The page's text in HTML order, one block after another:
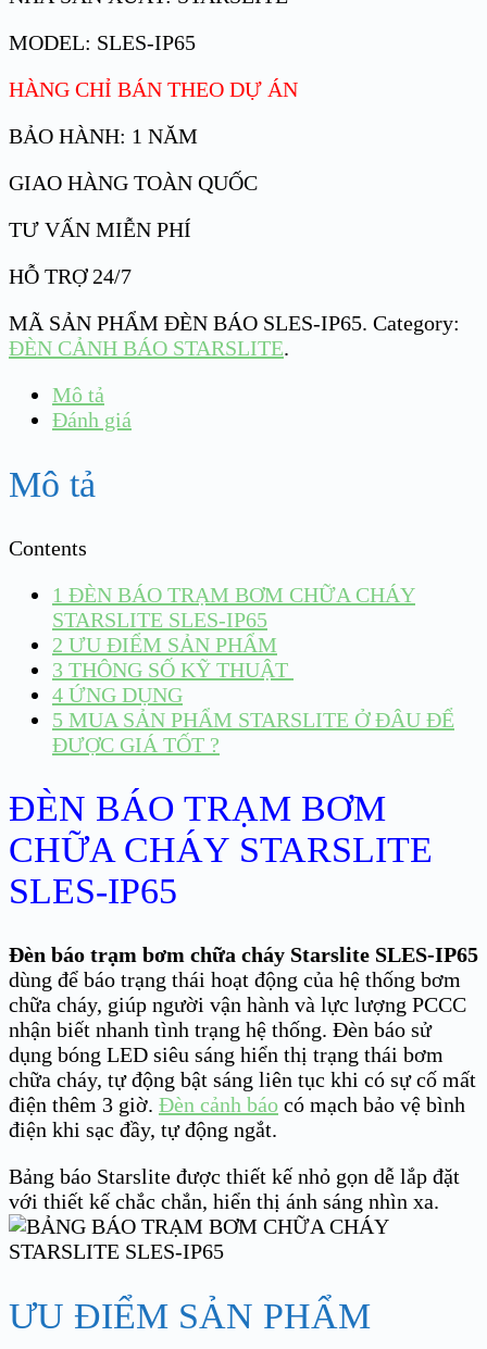
MODEL: SLES-IP65
HÀNG CHỈ BÁN THEO DỰ ÁN
BẢO HÀNH: 1 NĂM
GIAO HÀNG TOÀN QUỐC
TƯ VẤN MIỄN PHÍ
HỖ TRỢ 24/7
MÃ SẢN PHẨM ĐÈN BÁO SLES-IP65. Category:
ĐÈN CẢNH BÁO STARSLITE.
Mô tả
Đánh giá
Mô tả
Contents
1 ĐÈN BÁO TRẠM BƠM CHỮA CHÁY
STARSLITE SLES-IP65
2 ƯU ĐIỂM SẢN PHẨM
3 THÔNG SỐ KỸ THUẬT
4 ỨNG DỤNG
5 MUA SẢN PHẨM STARSLITE Ở ĐÂU ĐỂ
ĐƯỢC GIÁ TỐT ?
ĐÈN BÁO TRẠM BƠM
CHỮA CHÁY STARSLITE
SLES-IP65
Đèn báo trạm bơm chữa cháy Starslite SLES-IP65
dùng để báo trạng thái hoạt động của hệ thống bơm
chữa cháy, giúp người vận hành và lực lượng PCCC
nhận biết nhanh tình trạng hệ thống. Đèn báo sử
dụng bóng LED siêu sáng hiển thị trạng thái bơm
chữa cháy, tự động bật sáng liên tục khi có sự cố mất
điện thêm 3 giờ. Đèn cảnh báo có mạch bảo vệ bình
điện khi sạc đầy, tự động ngắt.
Bảng báo Starslite được thiết kế nhỏ gọn dễ lắp đặt
với thiết kế chắc chắn, hiển thị ánh sáng nhìn xa.
ƯU ĐIỂM SẢN PHẨM